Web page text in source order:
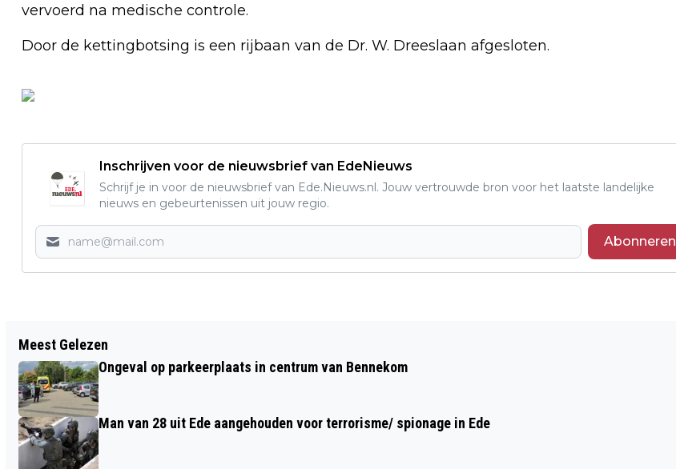
vervoerd na medische controle.
Door de kettingbotsing is een rijbaan van de Dr. W. Dreeslaan afgesloten.
Inschrijven voor de nieuwsbrief van EdeNieuws
Schrijf je in voor de nieuwsbrief van Ede.Nieuws.nl. Jouw vertrouwde bron voor het laatste landelijke
nieuws en gebeurtenissen uit jouw regio.
Abonneren
EDE IS AL EEN WORLD FOOD CENTER
DOCHTER IN EDE
Meest Gelezen
Ongeval op parkeerplaats in centrum van Bennekom
Man van 28 uit Ede aangehouden voor terrorisme/ spionage in Ede